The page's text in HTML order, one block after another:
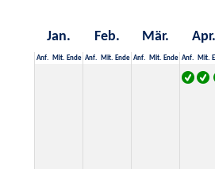
Jan. Feb. Mär. Apr.
Anf. Mit. Ende Anf. Mit. Ende Anf. Mit. Ende Anf. Mit.